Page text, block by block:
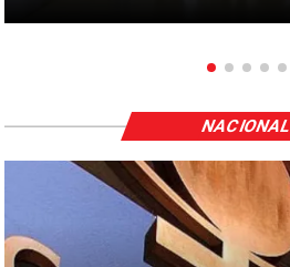
NACIONAL